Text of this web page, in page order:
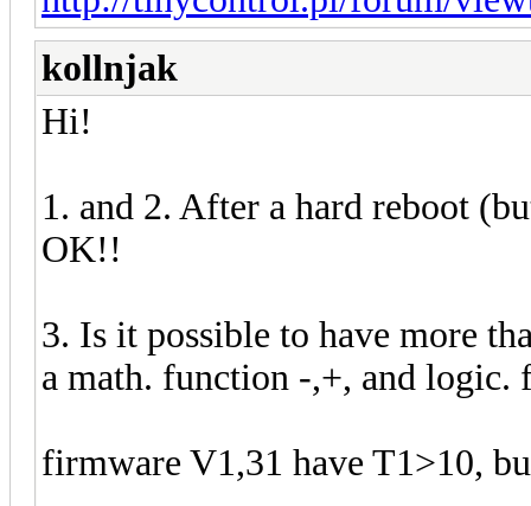
kollnjak
Hi!
1. and 2. After a hard reboot
OK!!
3. Is it possible to have more
a math. function -,+, and
firmware V1,31 have T1>10,